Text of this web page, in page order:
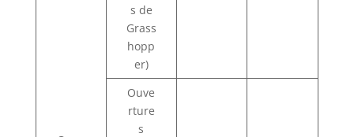
s de
Grass
hopp
er)
Ouve
rture
s